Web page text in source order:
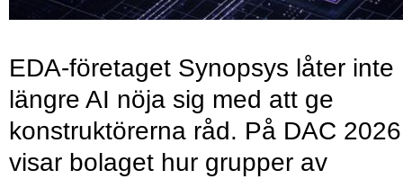
EDA-företaget Synopsys låter inte
längre AI nöja sig med att ge
konstruktörerna råd. På DAC 2026
visar bolaget hur grupper av